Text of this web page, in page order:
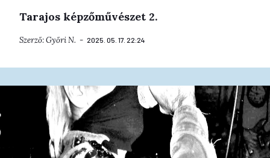
Tarajos képzőművészet 2.
Szerző:Győri N. 2025. 05. 17. 22:24